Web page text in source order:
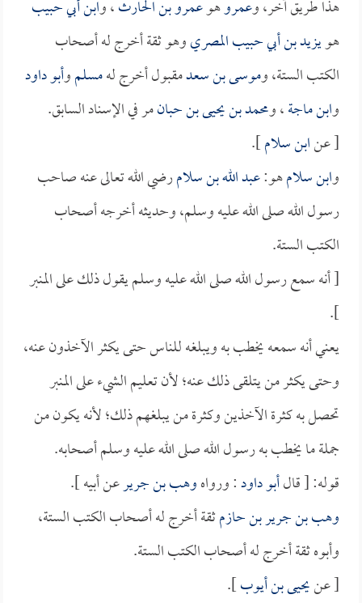
هذا طريق آخر، وعمروهوعمرو بن الحارث، وابن أبي حبيب
هويزيد بن أبي حبيب المصريوهو ثقة أخرج له أصحاب
الكتب الستة، وموسى بن سعدمقبول أخرج لهمسلموأبو داود
وابن ماجة، ومحمد بن يحيى بن حبانمر في الإسناد السابق.
[ عنابن سلام].
وابن سلامهو:عبد الله بن سلامرضي الله تعالى عنه صاحب
رسول الله صلى الله عليه وسلم، وحديثه أخرجه أصحاب
الكتب الستة.
[ أنه سمع رسول الله صلى الله عليه وسلم يقول ذلك على المنبر
].
يعني أنه سمعه يخطب به ويبلغه للناس حتى يكثر الآخذون عنه،
وحتى يكثر من يتلقى ذلك عنه؛ لأن تعليم الشيء على المنبر
تحصل به كثرة الآخذين وكثرة من يبلغهم ذلك؛ لأنه يكون من
جملة ما يخطب به رسول الله صلى الله عليه وسلم أصحابه.
قوله: [ قالأبو داود: ورواهوهب بن جريرعن أبيه ].
وهب بن جرير بن حازمثقة أخرج له أصحاب الكتب الستة،
وأبوه ثقة أخرج له أصحاب الكتب الستة.
[ عنيحيى بن أيوب].